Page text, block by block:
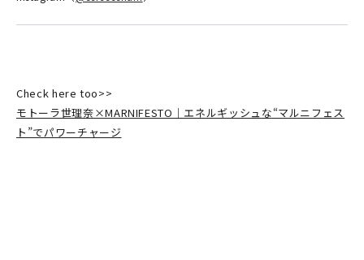
Check here too>>
モトーラ世理奈×MARNIFESTO｜エネルギッシュな“マルニフェス
ト”でパワーチャージ